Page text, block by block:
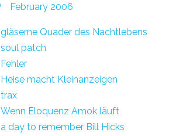
February 2006
gläserne Quader des Nachtlebens
soul patch
Fehler
Heise macht Kleinanzeigen
trax
Wenn Eloquenz Amok läuft
a day to remember Bill Hicks